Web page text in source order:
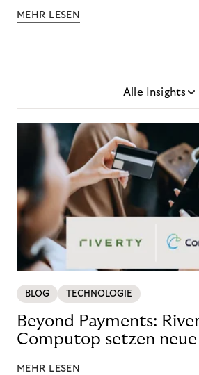
MEHR LESEN
Alle Insights
BLOG TECHNOLOGIE
Beyond Payments:
Computop setzen
MEHR LESEN